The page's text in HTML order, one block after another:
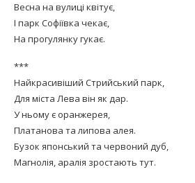
Весна на вулиці квітує,
І парк Софіївка чекає,
На прогулянку гукає.
***
Найкрасивіший Стрийський парк,
Для міста Лева він як дар.
У ньому є оранжерея,
Платанова та липова алея.
Бузок японський та червоний дуб,
Магнолія, аралія зростають тут.